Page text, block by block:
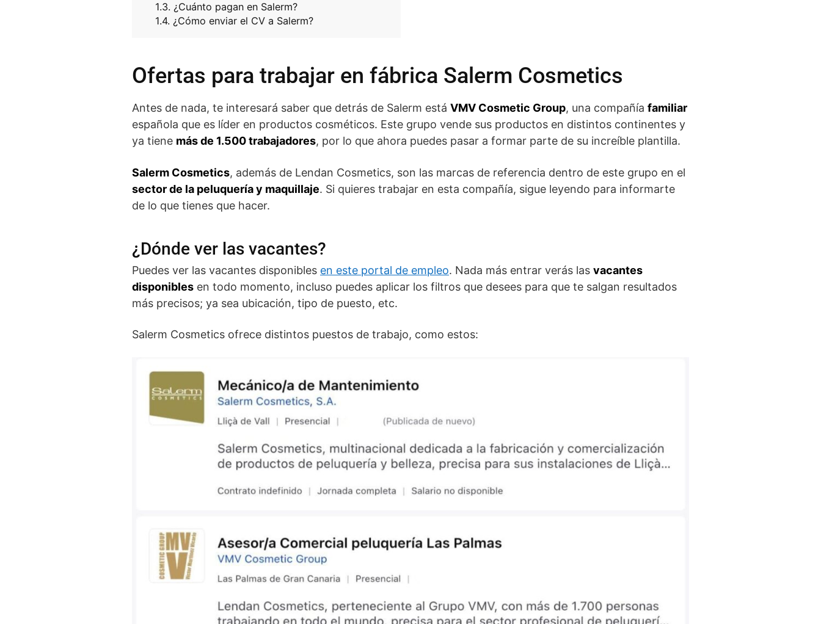
¿Cuánto pagan en Salerm?
¿Cómo enviar el CV a Salerm?
Ofertas para trabajar en fábrica Salerm Cosmetics
Antes de nada, te interesará saber que detrás de Salerm está VMV Cosmetic Group, una compañía familiar
española que es líder en productos cosméticos. Este grupo vende sus productos en distintos continentes y
ya tiene más de 1.500 trabajadores, por lo que ahora puedes pasar a formar parte de su increíble plantilla.
Salerm Cosmetics, además de Lendan Cosmetics, son las marcas de referencia dentro de este grupo en el
sector de la peluquería y maquillaje. Si quieres trabajar en esta compañía, sigue leyendo para informarte
de lo que tienes que hacer.
¿Dónde ver las vacantes?
Puedes ver las vacantes disponibles en este portal de empleo. Nada más entrar verás las vacantes
disponibles en todo momento, incluso puedes aplicar los filtros que desees para que te salgan resultados
más precisos; ya sea ubicación, tipo de puesto, etc.
Salerm Cosmetics ofrece distintos puestos de trabajo, como estos: